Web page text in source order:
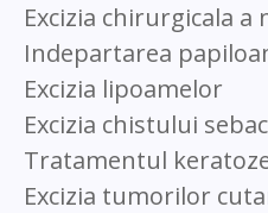
Excizia chirurgicala a
Indepartarea
Excizia lipoamelor
Excizia chistului
Tratamentul
Excizia tumorilor